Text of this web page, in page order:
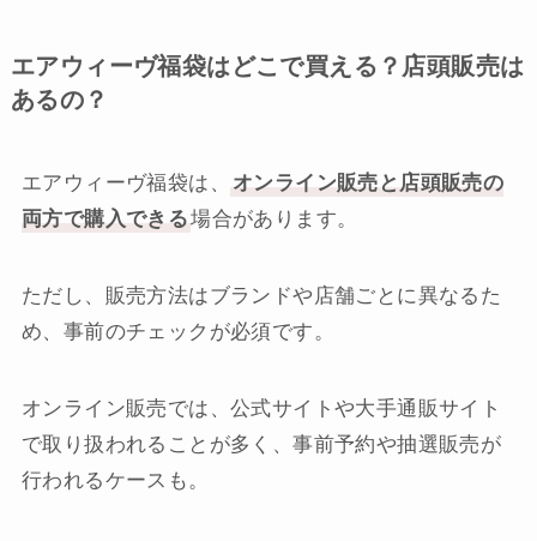
エアウィーヴ福袋はどこで買える？店頭販売は
あるの？
エアウィーヴ福袋は、
オンライン販売と店頭販売の
両方で購入できる場合があります。
ただし、販売方法はブランドや店舗ごとに異なるた
め、事前のチェックが必須です。
オンライン販売では、公式サイトや大手通販サイト
で取り扱われることが多く、事前予約や抽選販売が
行われるケースも。